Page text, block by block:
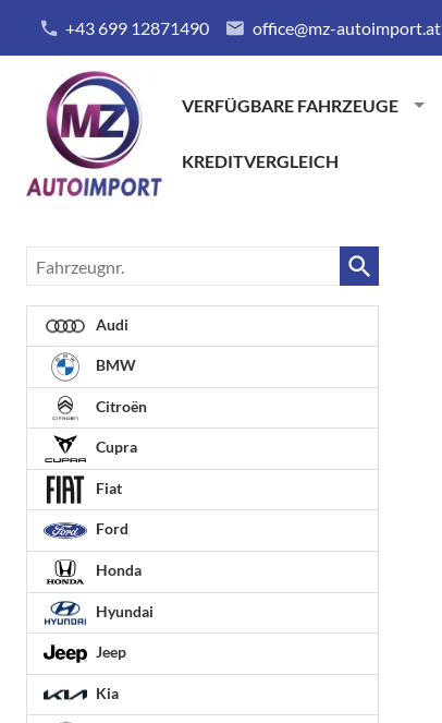
+43 699 12871490 office@mz-autoimport.at
VERFÜGBARE FAHRZEUGE
KREDITVERGLEICH
Fahrzeugnr.
Audi
BMW
Citroën
Cupra
Fiat
Ford
Honda
Hyundai
Jeep
Kia